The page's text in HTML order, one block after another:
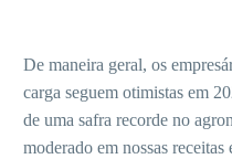
De maneira geral, os
carga seguem otimistas em
de uma safra recorde no
moderado em nossas